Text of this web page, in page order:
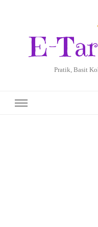
E-
Pratik, Basit